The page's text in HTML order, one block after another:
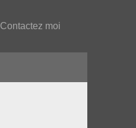
Contactez moi